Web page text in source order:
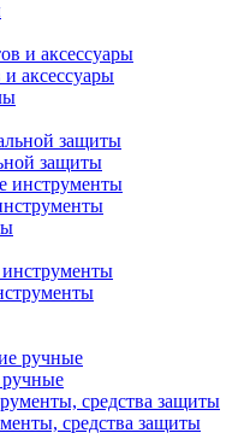
аксессуары
защиты
средства защиты